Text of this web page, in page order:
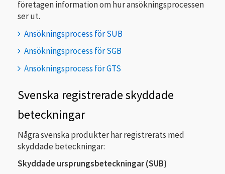
företagen information om hur ansökningsprocessen
ser ut.
Ansökningsprocess för SUB
Ansökningsprocess för SGB
Ansökningsprocess för GTS
Svenska registrerade skyddade
beteckningar
Några svenska produkter har registrerats med
skyddade beteckningar:
Skyddade ursprungsbeteckningar (SUB)